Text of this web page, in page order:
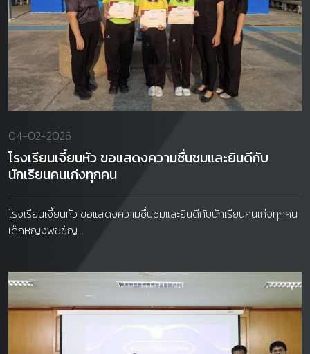
04-02-2026
โรงเรียนเจี้ยนหัว ขอแสดงความชื่นชมและยินดีกับ
นักเรียนคนเก่งทุกคน
โรงเรียนเจี้ยนหัว ขอแสดงความชื่นชมและยินดีกับนักเรียนคนเก่งทุกคน
เด็กหญิงพิชชัญ...